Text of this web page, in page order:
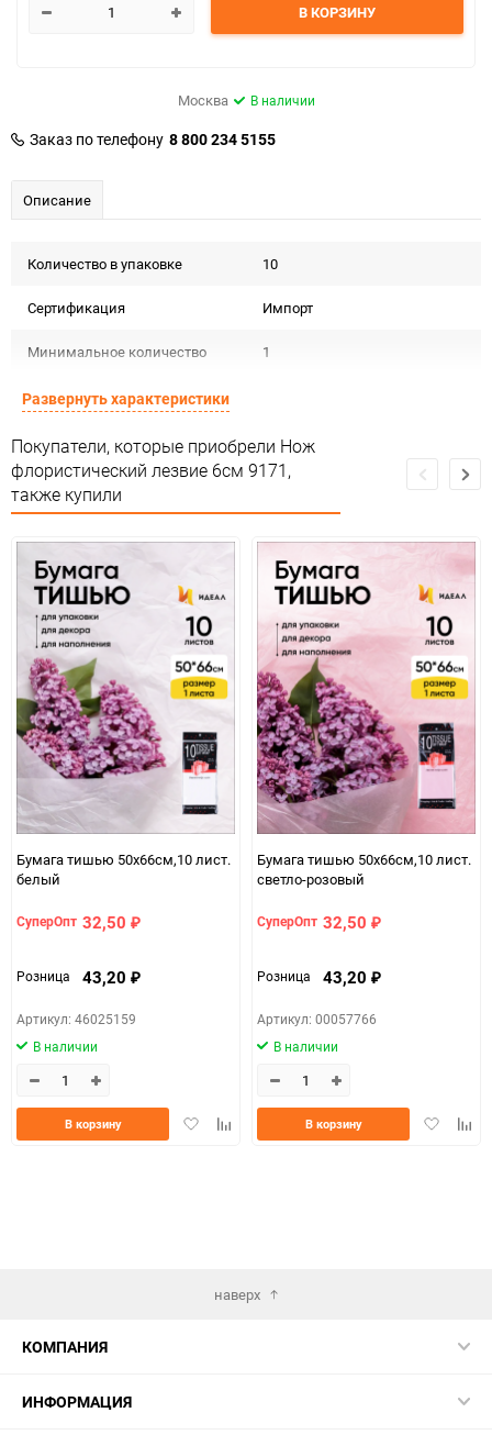
В КОРЗИНУ
Москва В наличии
Заказ по телефону 8 800 234 5155
Описание
Количество в упаковке 10
Сертификация Импорт
Минимальное количество 1
Количество в коробке
Единица измерения шт
Развернуть характеристики
Покупатели, которые приобрели Нож
флористический лезвие 6см 9171,
также купили
Бумага тишью 50х66см,10 лист.
белый
СуперОпт 32,50 ₽
Розница 43,20 ₽
Артикул: 46025159
В наличии
ДобавитьДобавить
В корзину
Бумага тишью 50х66см,10 лист.
светло-розовый
СуперОпт 32,50 ₽
Розница 43,20 ₽
Артикул: 00057766
В наличии
Добавить
В корзину
наверх
КОМПАНИЯ
ИНФОРМАЦИЯ